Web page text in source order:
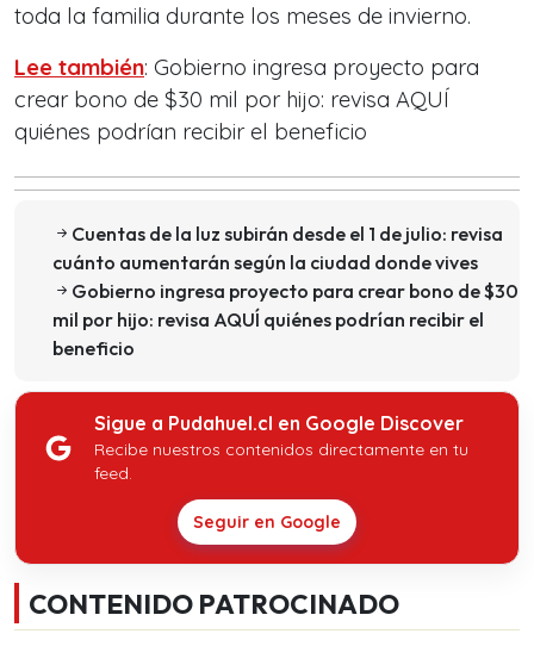
toda la familia durante los meses de invierno.
Lee también: Gobierno ingresa proyecto para
crear bono de $30 mil por hijo: revisa AQUÍ
quiénes podrían recibir el beneficio
Cuentas de la luz subirán desde el 1 de julio: revisa
cuánto aumentarán según la ciudad donde vives
Gobierno ingresa proyecto para crear bono de $30
mil por hijo: revisa AQUÍ quiénes podrían recibir el
beneficio
Sigue a Pudahuel.cl en Google Discover
Recibe nuestros contenidos directamente en tu
feed.
Seguir en Google
CONTENIDO PATROCINADO